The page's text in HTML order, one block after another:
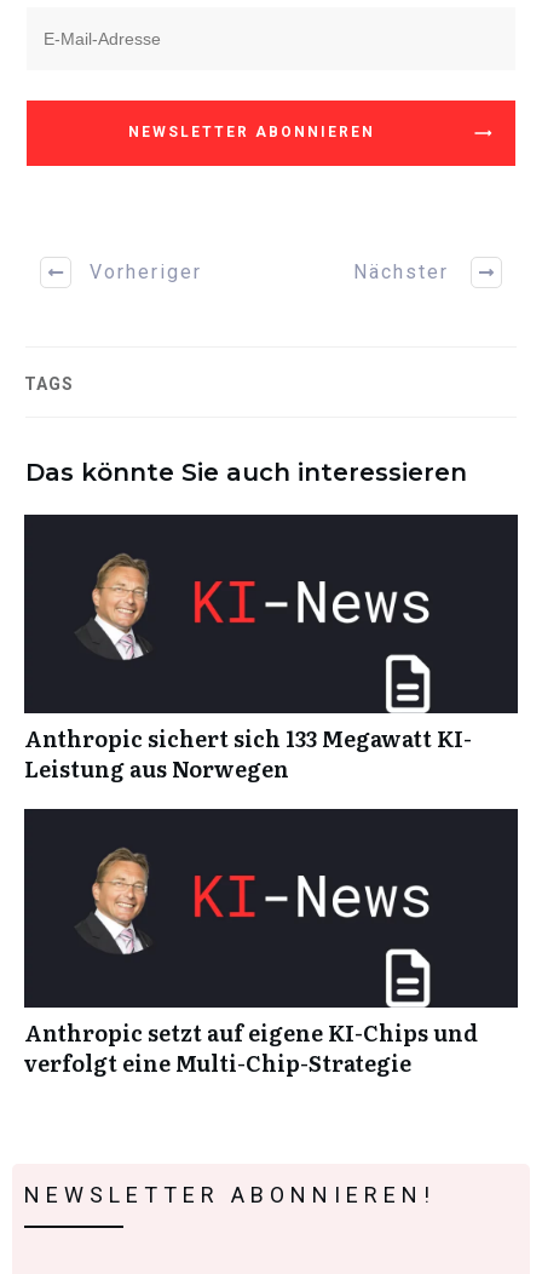
NEWSLETTER ABONNIEREN
Vorheriger Nächster
TAGS
Das könnte Sie auch interessieren
Anthropic sichert sich 133 Megawatt KI-
Leistung aus Norwegen
Anthropic setzt auf eigene KI-Chips und
verfolgt eine Multi-Chip-Strategie
NEWSLETTER ABONNIEREN!